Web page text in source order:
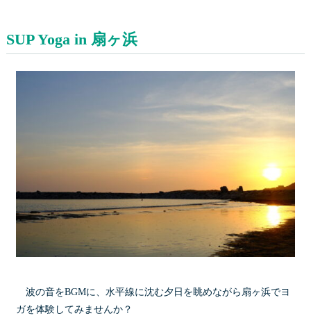
SUP Yoga in 扇ヶ浜
波の音をBGMに、水平線に沈む夕日を眺めながら扇ヶ浜でヨ
ガを体験してみませんか？